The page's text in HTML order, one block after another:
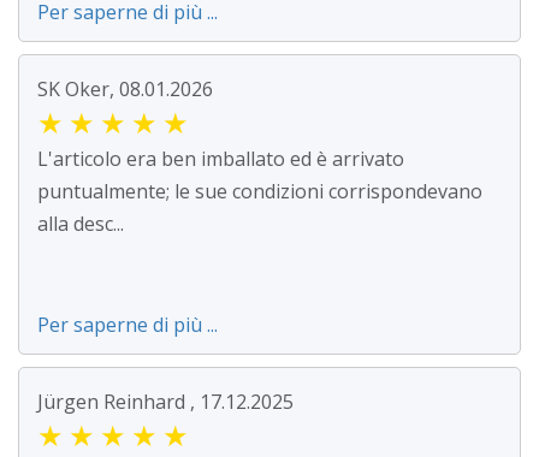
Per saperne di più ...
SK Oker, 08.01.2026
★ ★ ★ ★ ★
L'articolo era ben imballato ed è arrivato
puntualmente; le sue condizioni corrispondevano
alla desc...
Per saperne di più ...
Jürgen Reinhard , 17.12.2025
★ ★ ★ ★ ★